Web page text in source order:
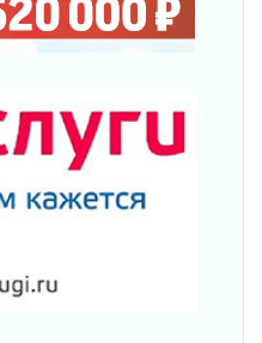
Воздушно-
жителей перед
жителям